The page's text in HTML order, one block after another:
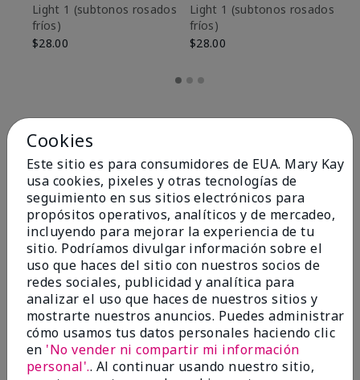
Light 1​ (subtonos rosados
fríos)
$28.00
Light 1​ (subtonos rosados
fríos)
$28.00
OPINIONES
4.8
Cookies
Este sitio es para consumidores de EUA. Mary Kay
usa cookies, pixeles y otras tecnologías de
seguimiento en sus sitios electrónicos para
propósitos operativos, analíticos y de mercadeo,
incluyendo para mejorar la experiencia de tu
sitio. Podríamos divulgar información sobre el
uso que haces del sitio con nuestros socios de
redes sociales, publicidad y analítica para
analizar el uso que haces de nuestros sitios y
mostrarte nuestros anuncios. Puedes administrar
cómo usamos tus datos personales haciendo clic
en 'No vender ni compartir mi información
personal'.. Al continuar usando nuestro sitio,